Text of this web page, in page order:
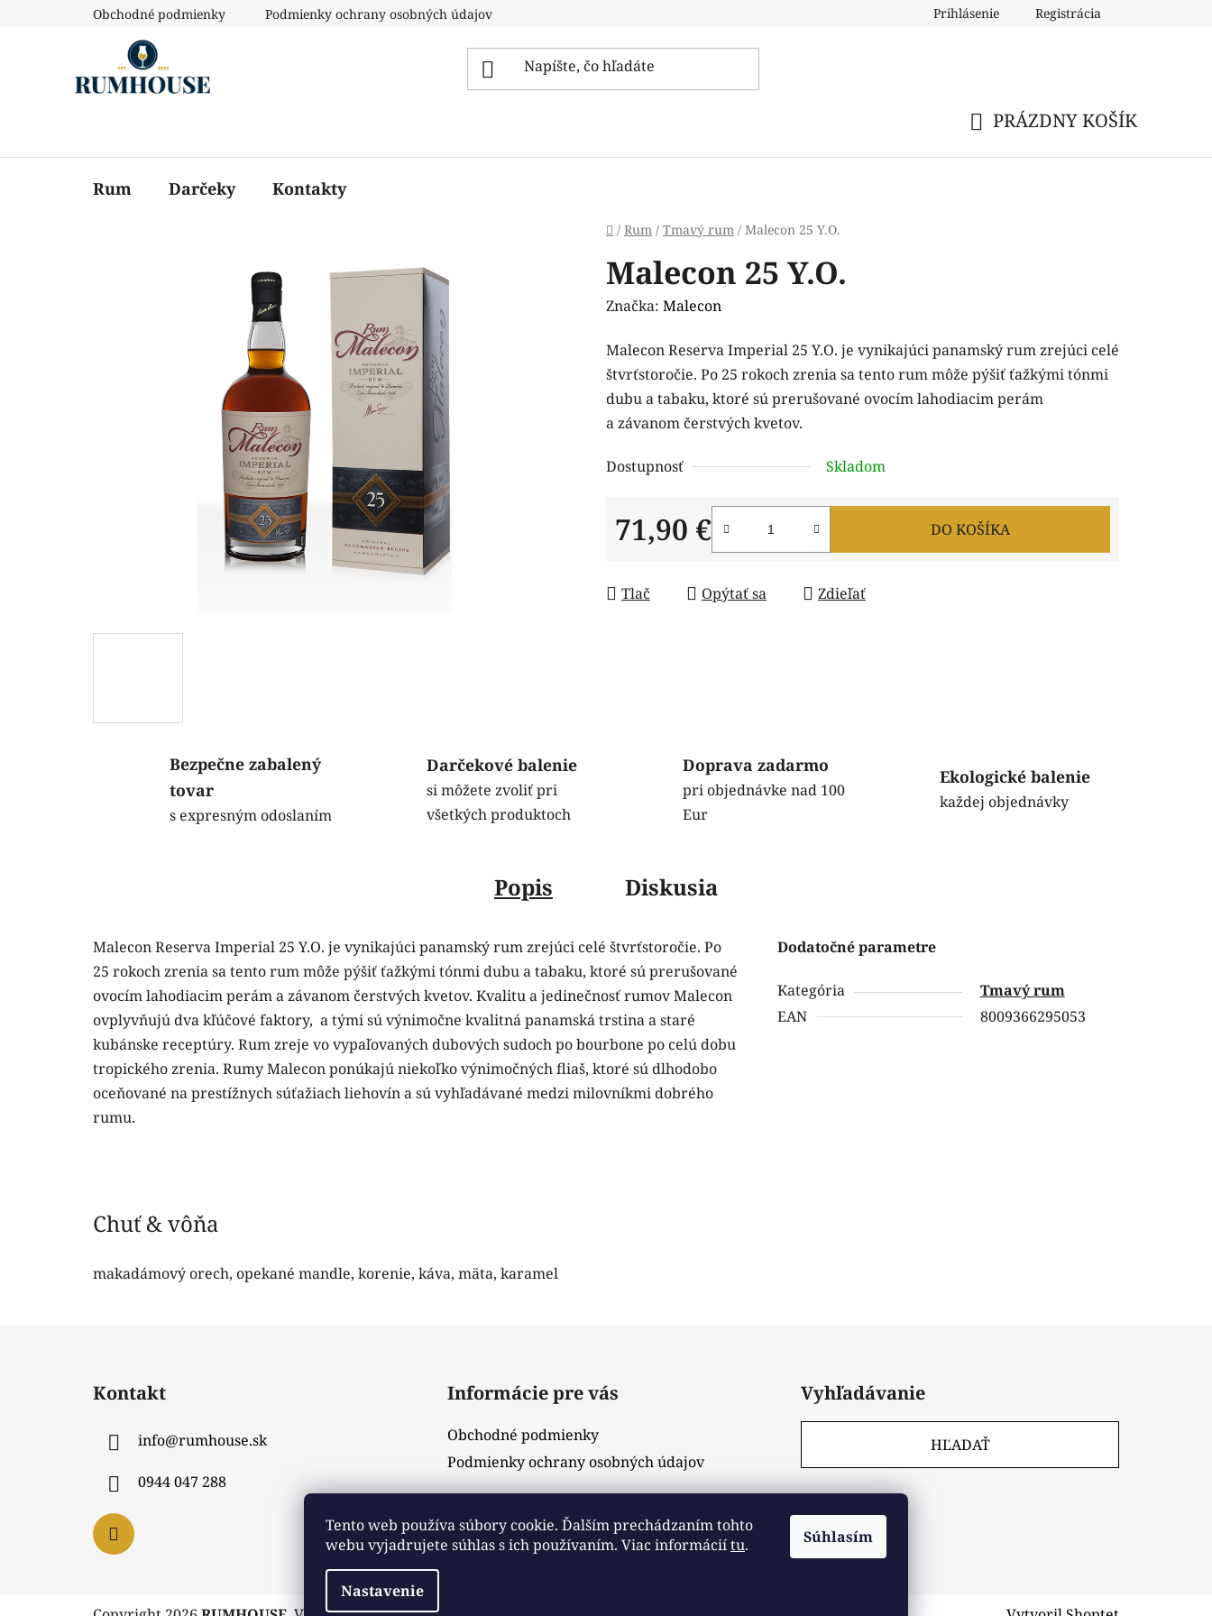
Tento web používa súbory cookie. Ďalším prechádzaním tohto
webu vyjadrujete súhlas s ich používaním. Viac informáciítu.
Nastavenie
Súhlasím
Obchodné podmienky Podmienky ochrany osobných údajov Prihlásenie Registrácia
PRÁZDNY KOŠÍK
Rum Darčeky Kontakty
Domov
/ Rum / Tmavý rum / Malecon 25 Y.O.
Malecon 25 Y.O.
Značka: Malecon
Malecon Reserva Imperial 25 Y.O. je vynikajúci panamský rum zrejúci celé
štvrťstoročie. Po 25 rokoch zrenia sa tento rum môže pýšiť ťažkými tónmi
dubu a tabaku, ktoré sú prerušované ovocím lahodiacim perám
a závanom čerstvých kvetov.
Dostupnosť Skladom
71,90 €
Jednotková cena:
DO KOŠÍKA
Tlač Opýtať sa Zdieľať
Bezpečne zabalený
tovar
s expresným odoslaním
Darčekové balenie
si môžete zvoliť pri
všetkých produktoch
Doprava zadarmo
pri objednávke nad 100
Eur
Ekologické balenie
každej objednávky
Popis Diskusia
Malecon Reserva Imperial 25 Y.O. je vynikajúci panamský rum zrejúci celé štvrťstoročie. Po
25 rokoch zrenia sa tento rum môže pýšiť ťažkými tónmi dubu a tabaku, ktoré sú prerušované
ovocím lahodiacim perám a závanom čerstvých kvetov. Kvalitu a jedinečnosť rumov Malecon
ovplyvňujú dva kľúčové faktory, a tými sú výnimočne kvalitná panamská trstina a staré
kubánske receptúry. Rum zreje vo vypaľovaných dubových sudoch po bourbone po celú dobu
tropického zrenia. Rumy Malecon ponúkajú niekoľko výnimočných fliaš, ktoré sú dlhodobo
oceňované na prestížnych súťažiach liehovín a sú vyhľadávané medzi milovníkmi dobrého
rumu.
Chuť & vôňa
makadámový orech, opekané mandle, korenie, káva, mäta, karamel
Dodatočné parametre
Kategória
Tmavý rum
EAN
8009366295053
Kontakt
info@rumhouse.sk
0944 047 288
Informácie pre vás
Obchodné podmienky
Podmienky ochrany osobných údajov
Vyhľadávanie
HĽADAŤ